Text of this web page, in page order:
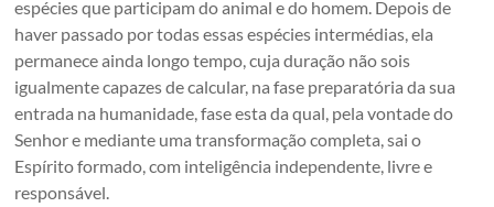
espécies que participam do animal e do homem. Depois de
haver passado por todas essas espécies intermédias, ela
permanece ainda longo tempo, cuja duração não sois
igualmente capazes de calcular, na fase preparatória da sua
entrada na humanidade, fase esta da qual, pela vontade do
Senhor e mediante uma transformação completa, sai o
Espírito formado, com inteligência independente, livre e
responsável.